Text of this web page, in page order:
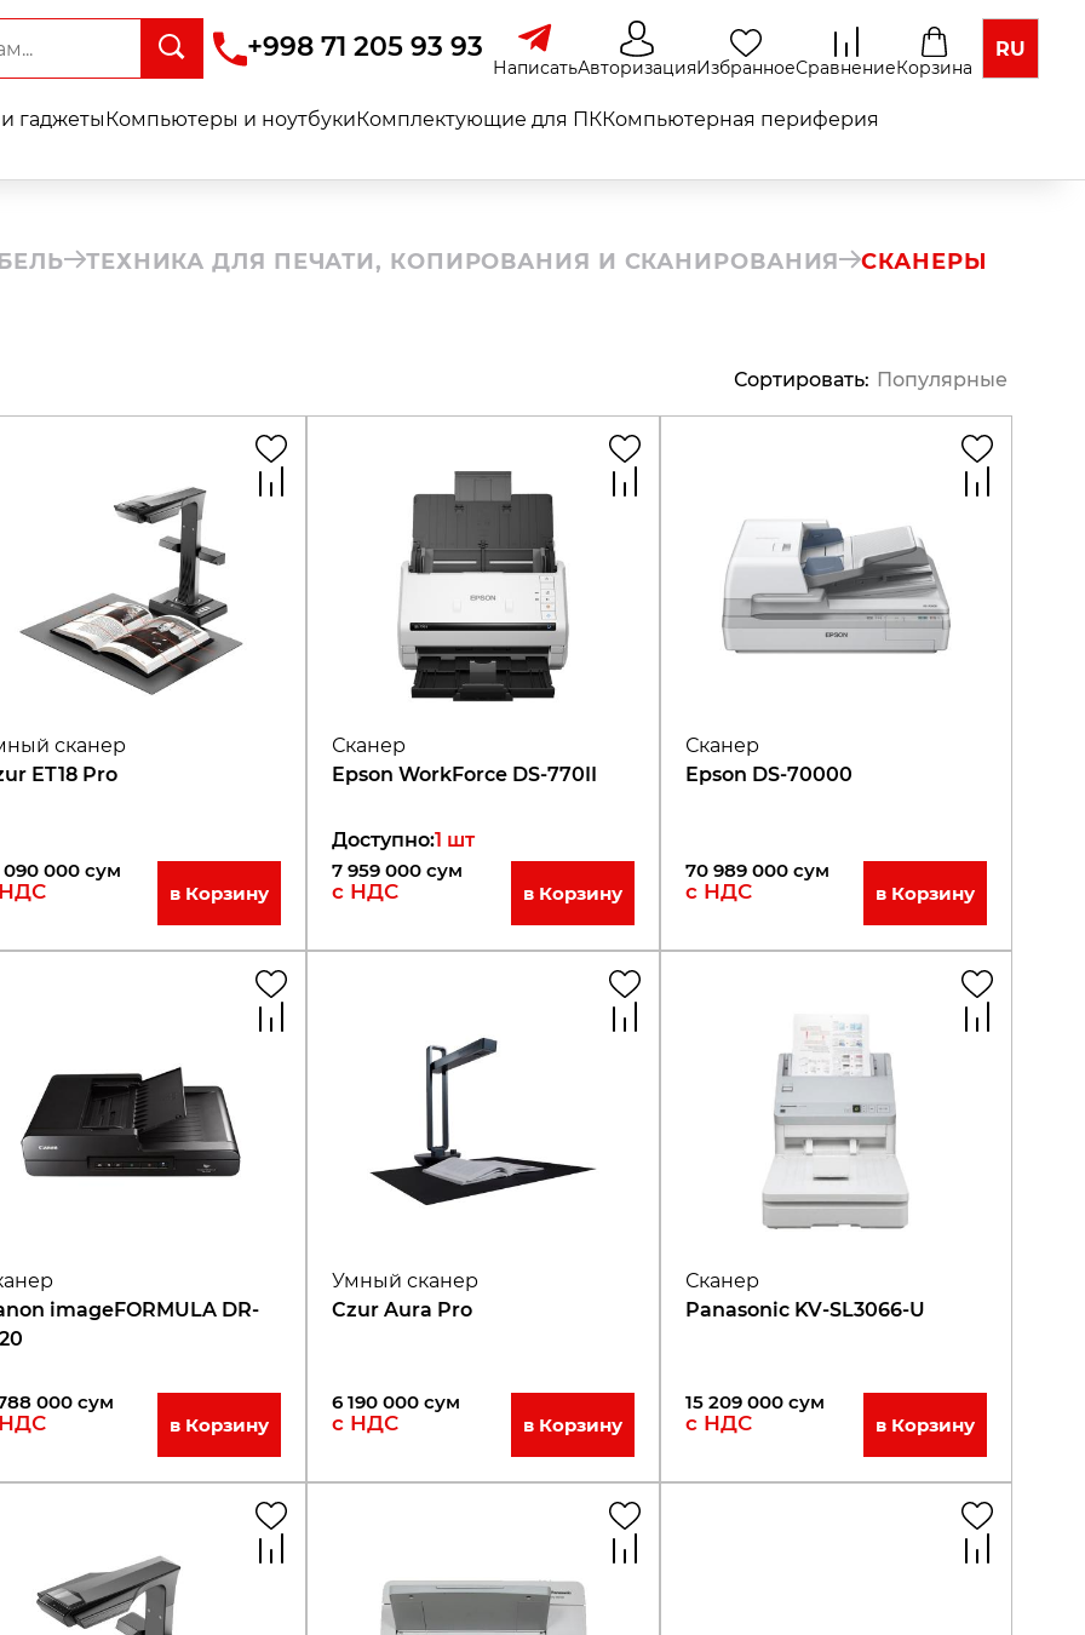
+998 71 205 93 93
НаписатьАвторизацияИзбранноеСравнениеКорзина
RU
гаджетыКомпьютеры и ноутбукиКомплектующие для ПККомпьютерная периферия
ТЕХНИКА ДЛЯ ПЕЧАТИ, КОПИРОВАНИЯ И СКАНИРОВАНИЯ СКАНЕРЫ
Сортировать: Популярные
сканер
ET18 Pro
090 000 сум
в Корзину
Сканер
Epson WorkForce DS-770II
Доступно:1 шт
7 959 000 сум
с НДС в Корзину
Сканер
Epson DS-70000
70 989 000 сум
с НДС в Корзину
imageFORMULA DR-
000 сум
в Корзину
Умный сканер
Czur Aura Pro
6 190 000 сум
с НДС в Корзину
Сканер
Panasonic KV-SL3066-U
15 209 000 сум
с НДС в Корзину